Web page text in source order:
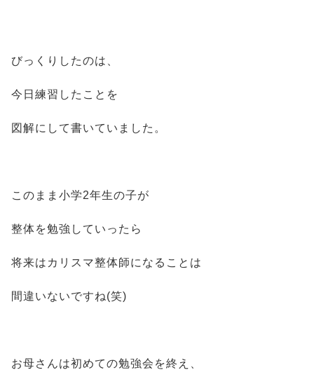
びっくりしたのは、
今日練習したことを
図解にして書いていました。
このまま小学2年生の子が
整体を勉強していったら
将来はカリスマ整体師になることは
間違いないですね(笑)
お母さんは初めての勉強会を終え、